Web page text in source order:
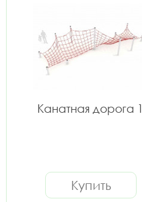
Канатная дорога 1
Купить